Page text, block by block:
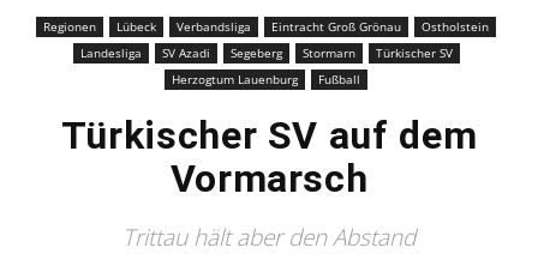
Regionen Lübeck Verbandsliga Eintracht Groß Grönau
Ostholstein
Landesliga
SV Azadi Segeberg Stormarn
Türkischer SV
Herzogtum Lauenburg
Fußball
Türkischer SV auf dem
Vormarsch
Trittau hält aber den Abstand